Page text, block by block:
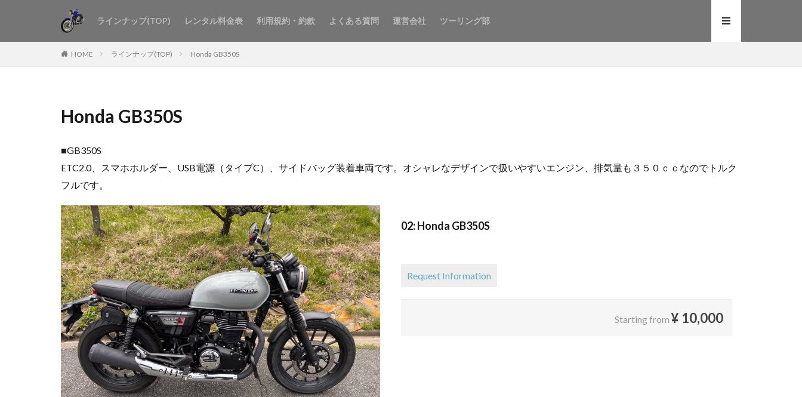
ラインナップ(TOP) レンタル料金表 利用規約・約款 よくある質問 運営会社 ツーリング部
HOME ラインナップ(TOP) Honda GB350S
Honda GB350S
■GB350S
ETC2.0、スマホホルダー、USB電源（タイプC）、サイドバッグ装着車両です。オシャレなデザインで扱いやすいエンジン、排気量も３５０ｃｃなのでトルク
フルです。
02: Honda GB350S
Request Information
Starting from ¥ 10,000